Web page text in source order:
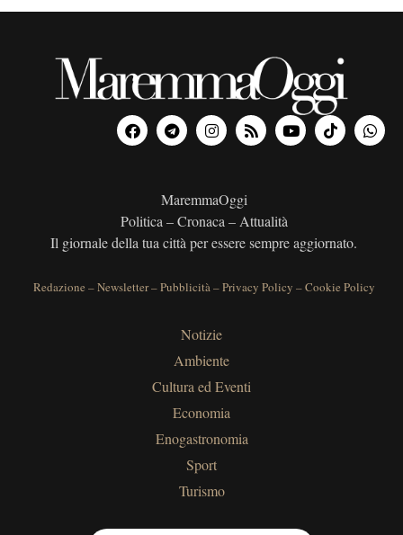
MaremmaOggi
Politica – Cronaca – Attualità
Il giornale della tua città per essere sempre aggiornato.
Redazione –Newsletter–Pubblicità–Privacy Policy –Cookie Policy
Notizie
Ambiente
Cultura ed Eventi
Economia
Enogastronomia
Sport
Turismo